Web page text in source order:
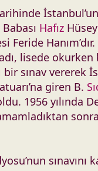
Hafız
Feride Hanım’dır.
lisede okurken
bir sınav vererek
giren B.
1956 yılında
sonra
sınavını